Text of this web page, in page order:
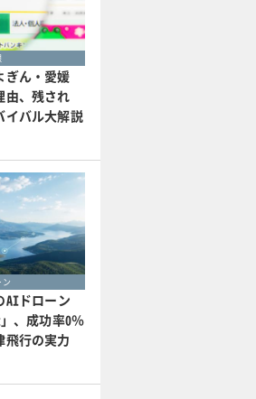
ぎん・愛媛
由、残され
バル大解説
ン
AIドローン
、成功率0％
飛行の実力